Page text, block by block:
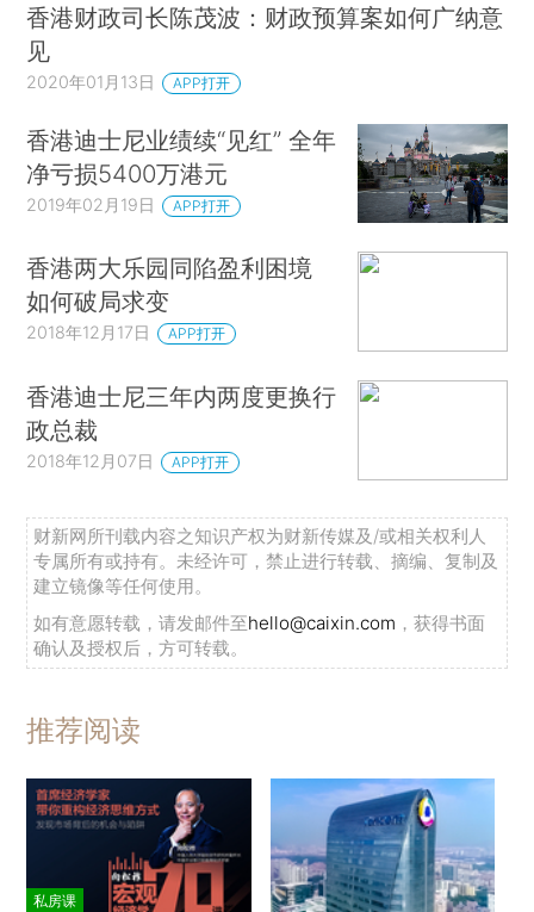
香港财政司长陈茂波：财政预算案如何广纳意
见
2020年01月13日 APP打开
香港迪士尼业绩续“见红” 全年
净亏损5400万港元
2019年02月19日 APP打开
香港两大乐园同陷盈利困境
如何破局求变
2018年12月17日 APP打开
香港迪士尼三年内两度更换行
政总裁
2018年12月07日 APP打开
财新网所刊载内容之知识产权为财新传媒及/或相关权利人
专属所有或持有。未经许可，禁止进行转载、摘编、复制及
建立镜像等任何使用。
如有意愿转载，请发邮件至hello@caixin.com ，获得书面
确认及授权后，方可转载。
推荐阅读
私房课